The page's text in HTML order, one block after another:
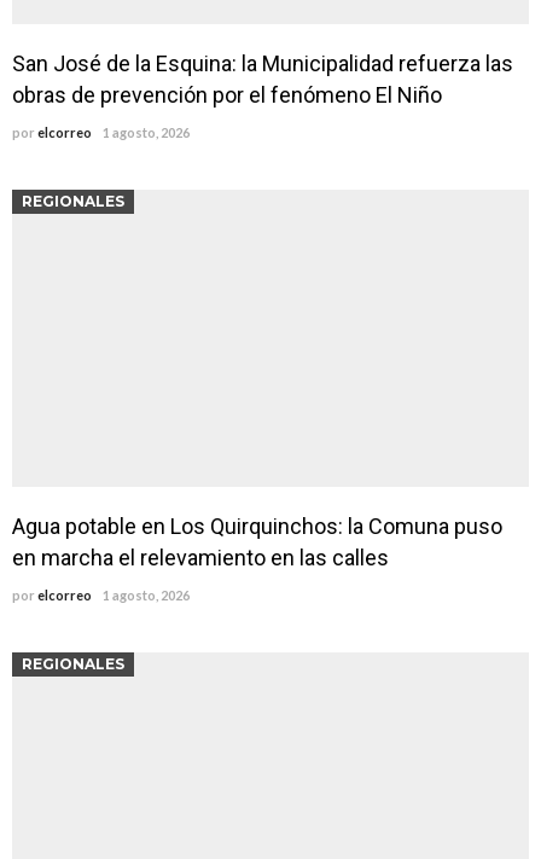
San José de la Esquina: la Municipalidad refuerza las
obras de prevención por el fenómeno El Niño
por elcorreo 1 agosto, 2026
REGIONALES
Agua potable en Los Quirquinchos: la Comuna puso
en marcha el relevamiento en las calles
por elcorreo 1 agosto, 2026
REGIONALES